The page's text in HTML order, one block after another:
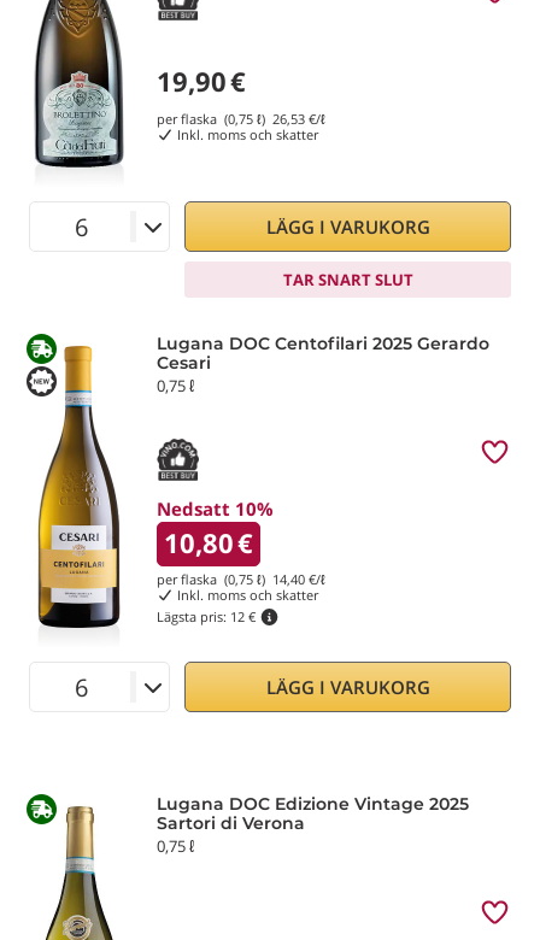
19,90€
per flaska (0,75 ℓ) 26,53 €/ℓ
Inkl. moms och skatter
LÄGG I VARUKORG
TAR SNART SLUT
Lugana DOC Centofilari 2025 Gerardo
Cesari
0,75 ℓ
Nedsatt 10%
10,80€
per flaska (0,75 ℓ) 14,40 €/ℓ
Inkl. moms och skatter
Lägsta pris: 12 €
LÄGG I VARUKORG
Lugana DOC Edizione Vintage 2025
Sartori di Verona
0,75 ℓ